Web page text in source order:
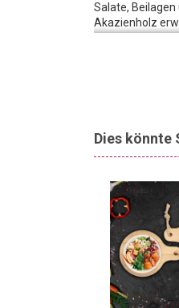
Salate,
Akazienholz
diesem
Dies könnte